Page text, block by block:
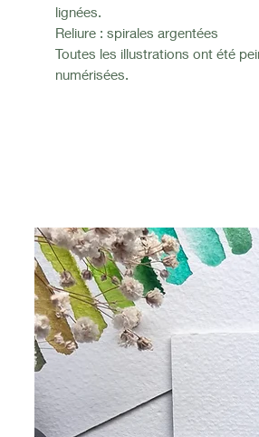
lignées.
Reliure : spirales argentées
Toutes les illustrations ont été
numérisées.